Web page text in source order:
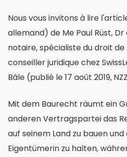
Nous vous invitons à lire
allemand) de Me Paul Rüst,
notaire, spécialiste du droit
conseiller juridique chez
Bâle (publié le 17 août 2019,
Mit dem Baurecht räumt ein
anderen Vertragspartei das
auf seinem Land zu bauen und
Eigentümerin zu halten,